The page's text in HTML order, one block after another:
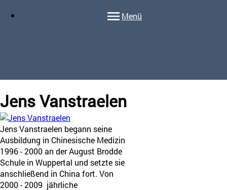
Menü
JensVanstraelen
Jens Vanstraelen begann seine
Ausbildung in Chinesische Medizin
1996 - 2000 an der August Brodde
Schule in Wuppertal und setzte sie
anschließend in China fort. Von
2000 - 2009 jährliche